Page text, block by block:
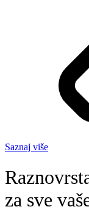
Saznaj više
za sve